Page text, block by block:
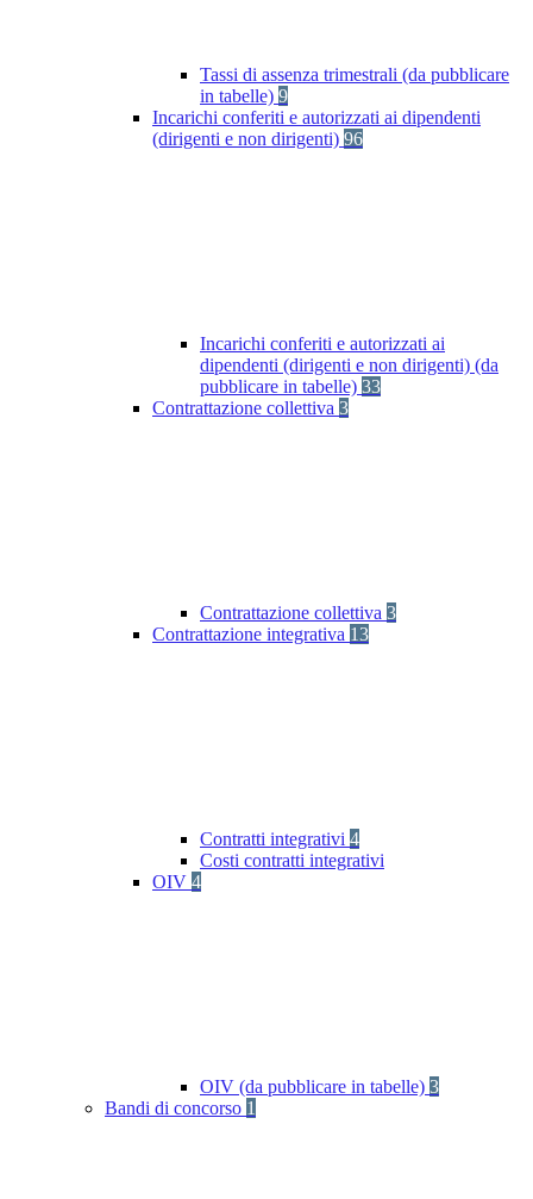
Tassi di assenza trimestrali (da pubblicare
in tabelle) 9
Incarichi conferiti e autorizzati ai dipendenti
(dirigenti e non dirigenti) 96
Incarichi conferiti e autorizzati ai
dipendenti (dirigenti e non dirigenti) (da
pubblicare in tabelle) 33
Contrattazione collettiva 3
Contrattazione collettiva 3
Contrattazione integrativa 13
Contratti integrativi 4
Costi contratti integrativi
OIV 4
OIV (da pubblicare in tabelle) 3
Bandi di concorso 1